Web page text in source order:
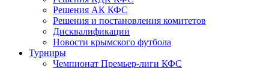
Решения АК КФС
Решения и постановления комитетов
Дисквалификации
Новости крымского футбола
Турниры
Чемпионат Премьер-лиги КФС